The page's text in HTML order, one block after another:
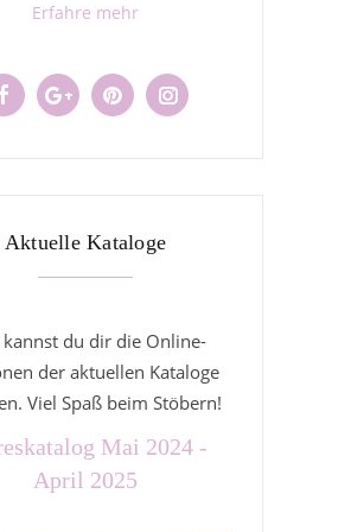
Erfahre mehr
Aktuelle Kataloge
kannst du dir die Online-
der aktuellen Kataloge
Viel Spaß beim Stöbern!
Mai 2024 -
April 2025